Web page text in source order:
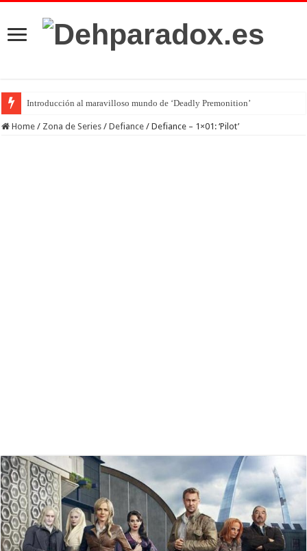
Introducción al maravilloso mundo de ‘Deadly Premonition’
Home / Zona de Series / Defiance / Defiance – 1×01: ‘Pilot’